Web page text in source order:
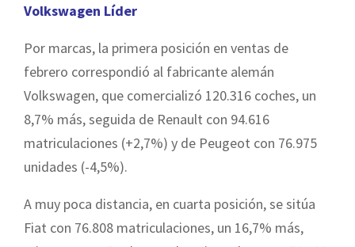
Volkswagen Líder
Por marcas, la primera posición en ventas de
febrero correspondió al fabricante alemán
Volkswagen, que comercializó 120.316 coches, un
8,7% más, seguida de Renault con 94.616
matriculaciones (+2,7%) y de Peugeot con 76.975
unidades (-4,5%).
A muy poca distancia, en cuarta posición, se sitúa
Fiat con 76.808 matriculaciones, un 16,7% más,